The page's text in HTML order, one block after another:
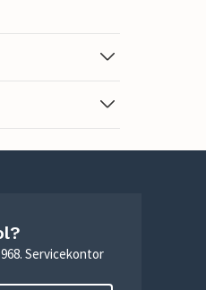
Servicekontor